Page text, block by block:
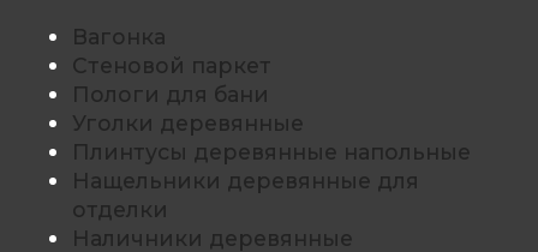
Вагонка
Стеновой паркет
Пологи для бани
Уголки деревянные
Плинтусы деревянные напольные
Нащельники деревянные для
отделки
Наличники деревянные